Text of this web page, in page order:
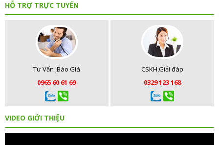
HỖ TRỢ TRỰC TUYẾN
Tư Vấn ,Báo Giá
0965 60 61 69
CSKH,Giải đáp
0329 123 168
VIDEO GIỚI THIỆU